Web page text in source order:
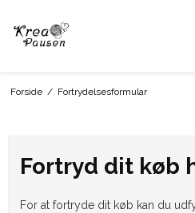
Forside / Fortrydelsesformular
Fortryd dit køb
For at fortryde dit køb kan du